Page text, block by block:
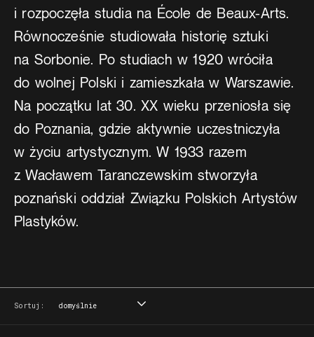
i rozpoczęła studia na École de Beaux-Arts.
Równocześnie studiowała historię sztuki
na Sorbonie. Po studiach w 1920 wróciła
do wolnej Polski i zamieszkała w Warszawie.
Na początku lat 30. XX wieku przeniosła się
do Poznania, gdzie aktywnie uczestniczyła
w życiu artystycznym. W 1933 razem
z Wacławem Taranczewskim stworzyła
poznański oddział Związku Polskich Artystów
Plastyków.
Sortuj:
domyślnie